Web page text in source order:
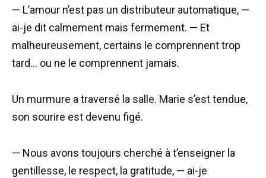
— L’amour n’est pas un distributeur automatique, —
ai-je dit calmement mais fermement. — Et
malheureusement, certains le comprennent trop
tard… ou ne le comprennent jamais.
Un murmure a traversé la salle. Marie s’est tendue,
son sourire est devenu figé.
— Nous avons toujours cherché à t’enseigner la
gentillesse, le respect, la gratitude, — ai-je